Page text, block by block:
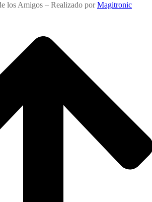
los Amigos – Realizado porMagitronic